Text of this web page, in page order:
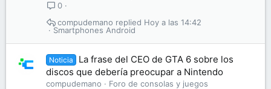
0
Smartphones Android
Hoy a las 14:42
compudemano
Noticia
La frase del CEO de GTA 6 sobre los
discos que debería preocupar a Nintendo
compudemano
Foro de consolas y juegos